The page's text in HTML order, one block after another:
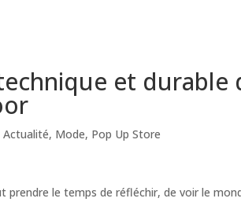
et durable
Actualité, Mode, Pop Up Store
prendre le temps de réfléchir, de voir le